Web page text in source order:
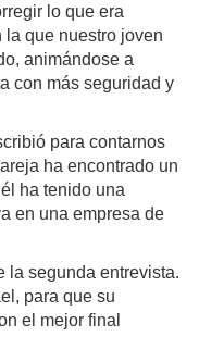
lo que era
la que nuestro joven
animándose a
con más seguridad y
para contarnos
ha encontrado un
ha tenido una
en una empresa de
la segunda entrevista.
para que su
el mejor final